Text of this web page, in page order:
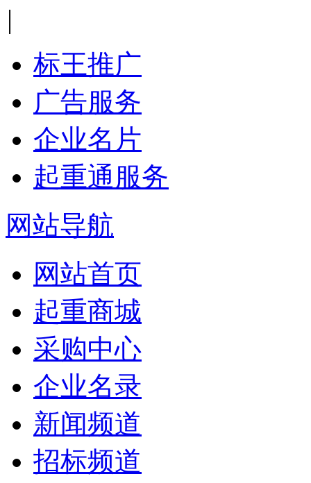
|
标王推广
广告服务
企业名片
起重通服务
网站导航
网站首页
起重商城
采购中心
企业名录
新闻频道
招标频道